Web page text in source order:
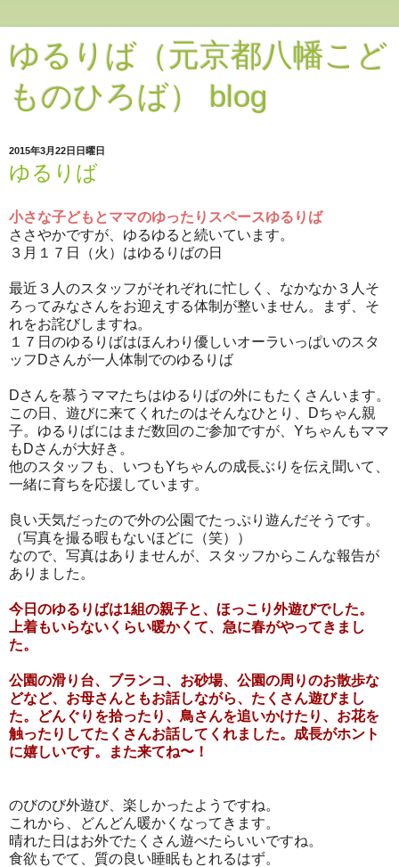
ゆるりば（元京都八幡こど
ものひろば） blog
2015年3月22日日曜日
ゆるりば
小さな子どもとママのゆったりスペースゆるりば
ささやかですが、ゆるゆると続いています。
３月１７日（火）はゆるりばの日
最近３人のスタッフがそれぞれに忙しく、なかなか３人そ
ろってみなさんをお迎えする体制が整いません。まず、そ
れをお詫びしますね。
１７日のゆるりばはほんわり優しいオーラいっぱいのスタ
ッフDさんが一人体制でのゆるりば
Dさんを慕うママたちはゆるりばの外にもたくさんいます。
この日、遊びに来てくれたのはそんなひとり、Dちゃん親
子。ゆるりばにはまだ数回のご参加ですが、Yちゃんもママ
もDさんが大好き。
他のスタッフも、いつもYちゃんの成長ぶりを伝え聞いて、
一緒に育ちを応援しています。
良い天気だったので外の公園でたっぷり遊んだそうです。
（写真を撮る暇もないほどに（笑））
なので、写真はありませんが、スタッフからこんな報告が
ありました。
今日のゆるりばは1組の親子と、ほっこり外遊びでした。
上着もいらないくらい暖かくて、急に春がやってきまし
た。
公園の滑り台、ブランコ、お砂場、公園の周りのお散歩な
どなど、お母さんともお話しながら、たくさん遊びまし
た。どんぐりを拾ったり、鳥さんを追いかけたり、お花を
触ったりしてたくさんお話してくれました。成長がホント
に嬉しいです。また来てね〜！
のびのび外遊び、楽しかったようですね。
これから、どんどん暖かくなってきます。
晴れた日はお外でたくさん遊べたらいいですね。
食欲もでて、質の良い睡眠もとれるはず。